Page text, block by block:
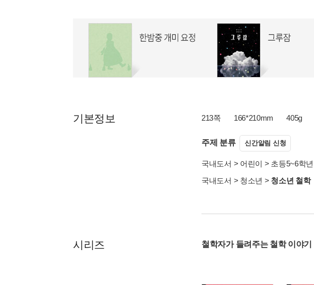
기본정보 213쪽 166*210mm 405g
주제 분류 신간알림 신청
국내도서 > 어린이 > 초등5~6학년
국내도서 > 청소년 > 청소년 철학
시리즈 철학자가 들려주는 철학 이야기